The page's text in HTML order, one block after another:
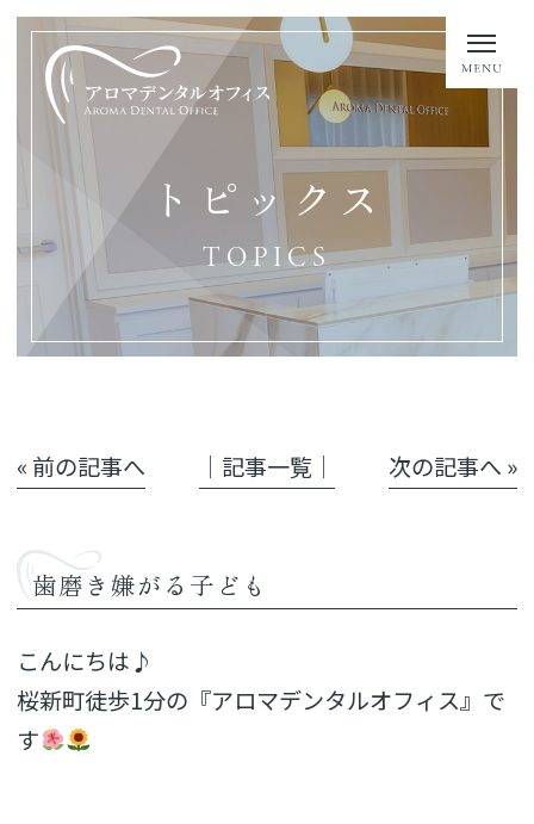
トピックス
TOPICS
« 前の記事へ │記事一覧│ 次の記事へ »
歯磨き嫌がる子ども
こんにちは♪
桜新町徒歩1分の『アロマデンタルオフィス』で
す